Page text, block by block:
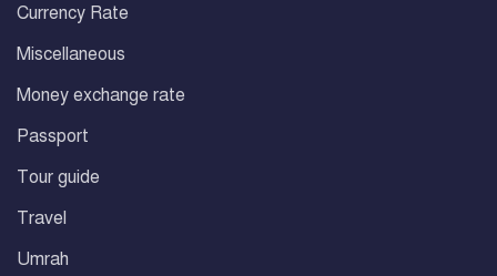
Currency Rate
Miscellaneous
Money exchange rate
Passport
Tour guide
Travel
Umrah